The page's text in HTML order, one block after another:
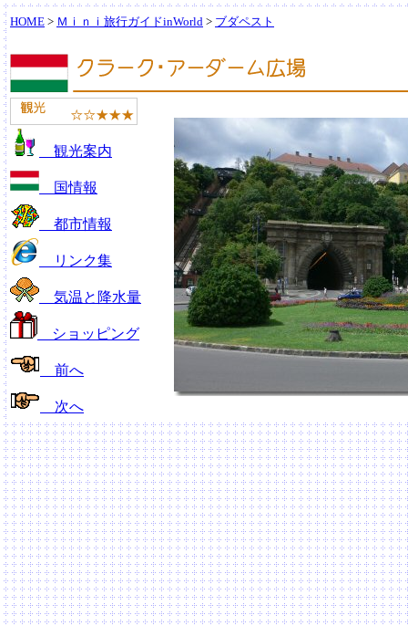
HOME > Ｍｉｎｉ旅行ガイドinWorld > ブダペスト
観光案内
国情報
都市情報
リンク集
気温と降水量
ショッピング
前へ
次へ